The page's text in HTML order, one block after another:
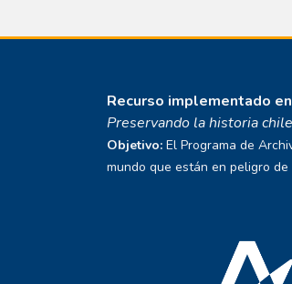
Recurso implementado
Preservando la historia
Objetivo: El Programa de
mundo que están en peligro